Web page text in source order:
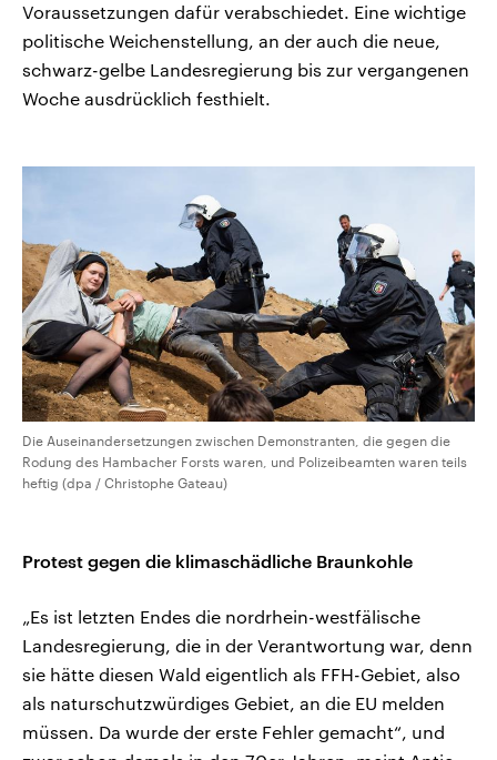
Voraussetzungen dafür verabschiedet. Eine wichtige
politische Weichenstellung, an der auch die neue,
schwarz-gelbe Landesregierung bis zur vergangenen
Woche ausdrücklich festhielt.
Die Auseinandersetzungen zwischen Demonstranten, die gegen die
Rodung des Hambacher Forsts waren, und Polizeibeamten waren teils
heftig (dpa / Christophe Gateau)
Protest gegen die klimaschädliche Braunkohle
„Es ist letzten Endes die nordrhein-westfälische
Landesregierung, die in der Verantwortung war, denn
sie hätte diesen Wald eigentlich als FFH-Gebiet, also
als naturschutzwürdiges Gebiet, an die EU melden
müssen. Da wurde der erste Fehler gemacht“, und